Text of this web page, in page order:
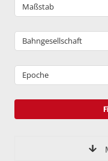
Maßstab
Bahngesellschaft
Epoche